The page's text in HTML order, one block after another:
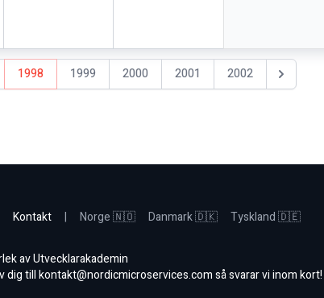
1998 1999 2000 2001 2002 Nästa år
Kontakt | Norge 🇳🇴 Danmark 🇩🇰 Tyskland 🇩🇪
av Utvecklarakademin
dig tillkontakt@nordicmicroservices.comså svarar vi inom kort!